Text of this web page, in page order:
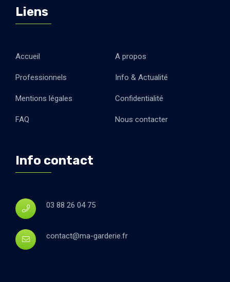
Liens
Accueil A propos
Professionnels Info & Actualité
Mentions légales Confidentialité
FAQ Nous contacter
Info contact
03 88 26 04 75
contact@ma-garderie.fr